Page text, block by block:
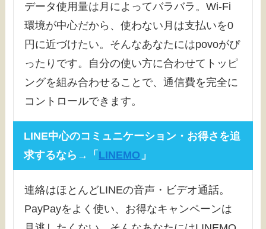
データ使用量は月によってバラバラ。Wi-Fi
環境が中心だから、使わない月は支払いを0
円に近づけたい。そんなあなたにはpovoがぴ
ったりです。自分の使い方に合わせてトッピ
ングを組み合わせることで、通信費を完全に
コントロールできます。
LINE中心のコミュニケーション・お得さを追
求するなら→「 LINEMO 」
連絡はほとんどLINEの音声・ビデオ通話。
PayPayをよく使い、お得なキャンペーンは